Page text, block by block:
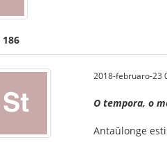
186
2018-februaro-23
O tempora, o
Antaŭlonge